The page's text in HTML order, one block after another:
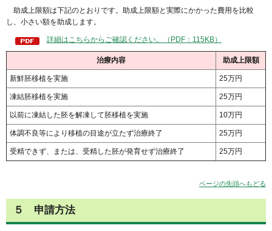
助成上限額は下記のとおりです。助成上限額と実際にかかった費用を比較
し、小さい額を助成します。
詳細はこちらからご確認ください。（PDF：115KB）
治療内容 助成上限額
新鮮胚移植を実施 25万円
凍結胚移植を実施 25万円
以前に凍結した胚を解凍して胚移植を実施 10万円
体調不良等により移植の目途が立たず治療終了 25万円
受精できず、または、受精した胚が発育せず治療終了 25万円
ページの先頭へもどる
５ 申請方法